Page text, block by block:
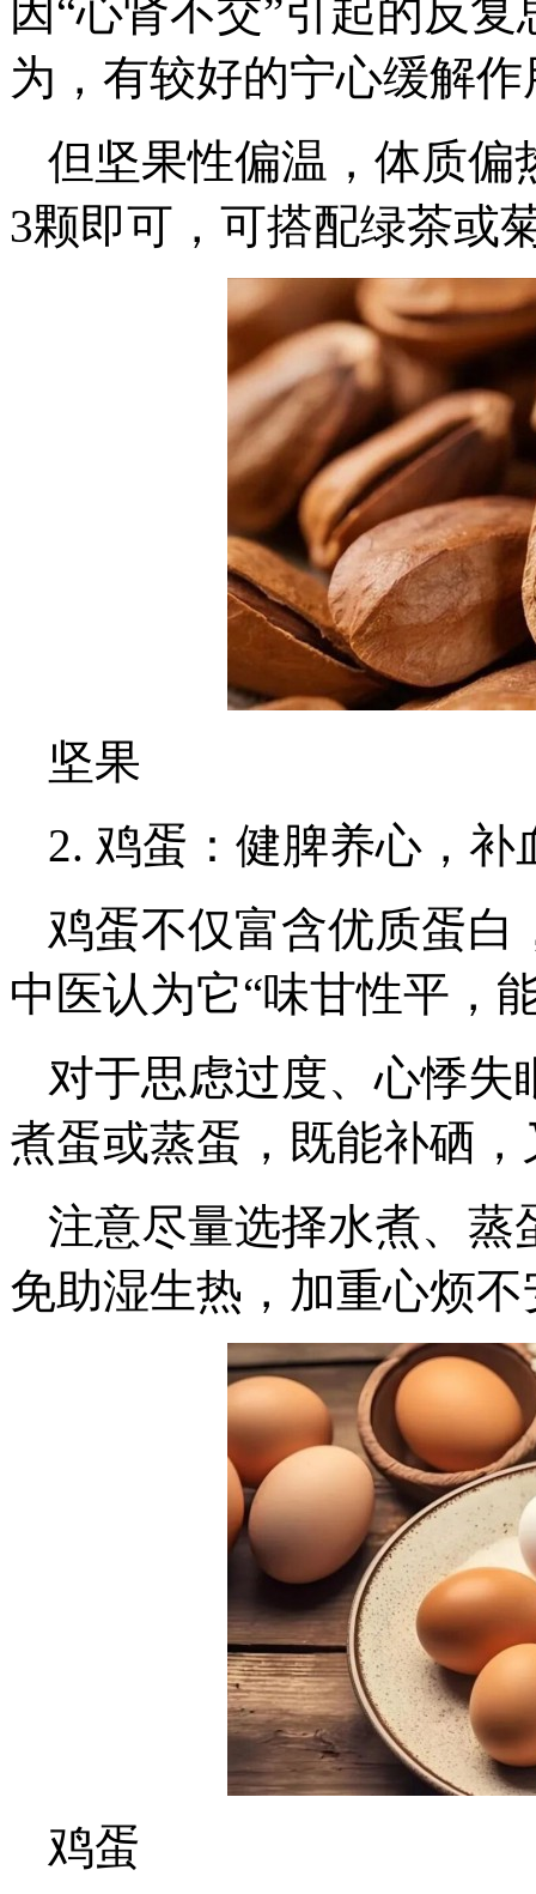
因“心肾不交”引起的反
为，有较好的宁心缓解作
但坚果性偏温，体质偏
3颗即可，可搭配绿茶或
坚果
2. 鸡蛋：健脾养心，补
鸡蛋不仅富含优质蛋白
中医认为它“味甘性平，
对于思虑过度、心悸失
煮蛋或蒸蛋，既能补硒
注意尽量选择水煮、蒸
免助湿生热，加重心烦不
鸡蛋